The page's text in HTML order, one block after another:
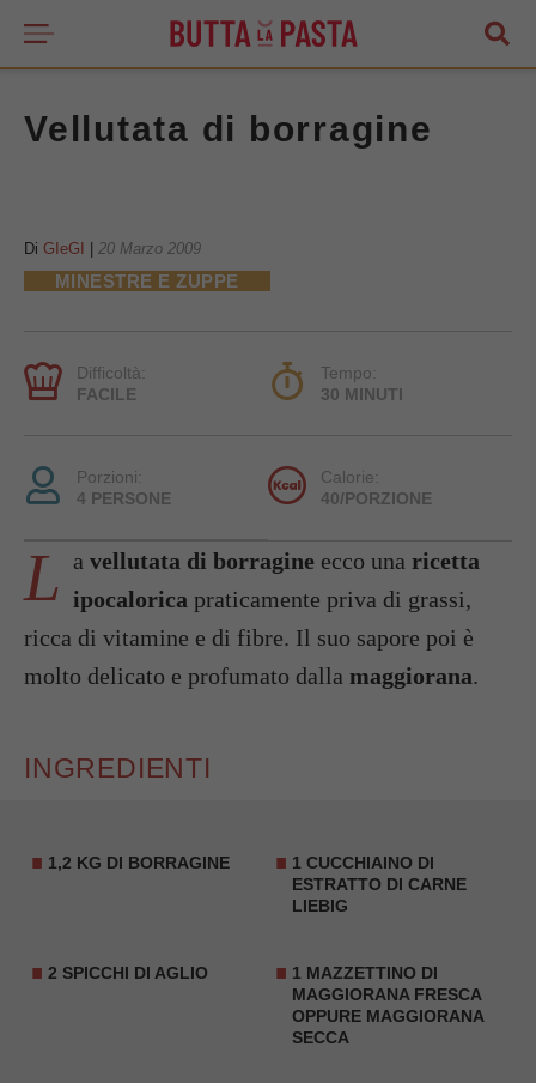
Vellutata di borragine
Di GIeGI 20 Marzo 2009
MINESTRE E ZUPPE
Difficoltà:
FACILE
Tempo:
30 MINUTI
Porzioni:
4 PERSONE
Calorie:
40/PORZIONE
L a vellutata di borragine ecco una ricetta
ipocalorica praticamente priva di grassi,
ricca di vitamine e di fibre. Il suo sapore poi è
molto delicato e profumato dalla maggiorana.
INGREDIENTI
1,2 KG DI BORRAGINE
1 CUCCHIAINO DI
ESTRATTO DI CARNE
LIEBIG
2 SPICCHI DI AGLIO
1 MAZZETTINO DI
MAGGIORANA FRESCA
OPPURE MAGGIORANA
SECCA